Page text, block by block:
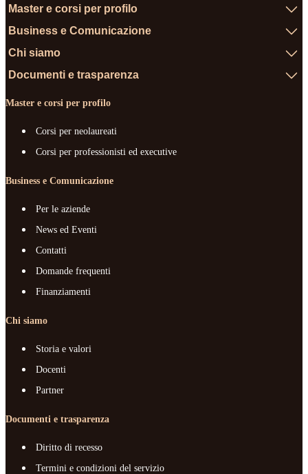
Master e corsi per profilo
Business e Comunicazione
Chi siamo
Documenti e trasparenza
Master e corsi per profilo
Corsi per neolaureati
Corsi per professionisti ed executive
Business e Comunicazione
Per le aziende
News ed Eventi
Contatti
Domande frequenti
Finanziamenti
Chi siamo
Storia e valori
Docenti
Partner
Documenti e trasparenza
Diritto di recesso
Termini e condizioni del servizio